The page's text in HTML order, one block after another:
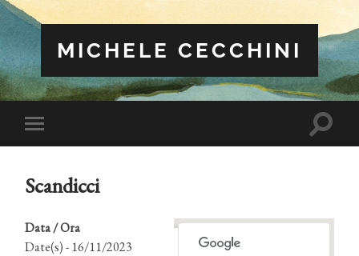
MICHELE CECCHINI
Attiva/disattiva
il
dispositivi
Attiva/
Scandicci
Data / Ora
Date(s) - 16/11/2023